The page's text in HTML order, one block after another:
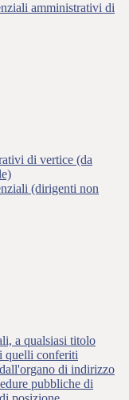
amministrativi di
di vertice (da
(dirigenti non
a qualsiasi titolo
quelli conferiti
di indirizzo
pubbliche di